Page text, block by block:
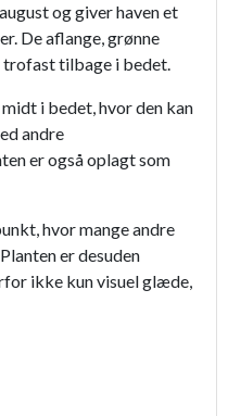
og giver haven et
De aflange, grønne
trofast tilbage i bedet.
i bedet, hvor den kan
andre
er også oplagt som
hvor mange andre
er desuden
ikke kun visuel glæde,